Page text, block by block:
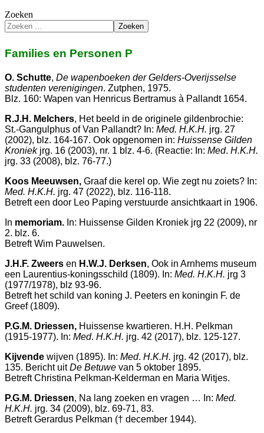
Zoeken
Zoeken
Families en Personen P
O. Schutte, De wapenboeken der Gelders-Overijsselse
studenten verenigingen. Zutphen, 1975.
Blz. 160: Wapen van Henricus Bertramus à Pallandt 1654.
R.J.H. Melchers, Het beeld in de originele gildenbrochie:
St.-Gangulphus of Van Pallandt? In: Med. H.K.H. jrg. 27
(2002), blz. 164-167. Ook opgenomen in: Huissense Gilden
Kroniekjrg. 16 (2003), nr. 1 blz. 4-6. (Reactie: In: Med. H.K.H.
jrg. 33 (2008), blz. 76-77.)
Koos Meeuwsen, Graaf die kerel op. Wie zegt nu zoiets? In:
Med. H.K.H. jrg. 47 (2022), blz. 116-118.
Betreft een door Leo Paping verstuurde ansichtkaart in 1906.
In memoriam. In: Huissense Gilden Kroniek jrg 22 (2009), nr
2. blz. 6.
Betreft Wim Pauwelsen.
J.H.F. Zweers en H.W.J. Derksen, Ook in Arnhems museum
een Laurentius-koningsschild (1809). In: Med. H.K.H. jrg 3
(1977/1978), blz 93-96.
Betreft het schild van koning J. Peeters en koningin F. de
Greef (1809).
P.G.M. Driessen, Huissense kwartieren. H.H. Pelkman
(1915-1977). In: Med. H.K.H. jrg. 42 (2017), blz. 125-127.
Kijvende wijven (1895). In: Med. H.K.H. jrg. 42 (2017), blz.
135. Bericht uitDe Betuwe van 5 oktober 1895.
Betreft Christina Pelkman-Kelderman en Maria Witjes.
P.G.M. Driessen, Na lang zoeken en vragen … In: Med.
H.K.H. jrg. 34 (2009), blz. 69-71, 83.
Betreft Gerardus Pelkman († december 1944).